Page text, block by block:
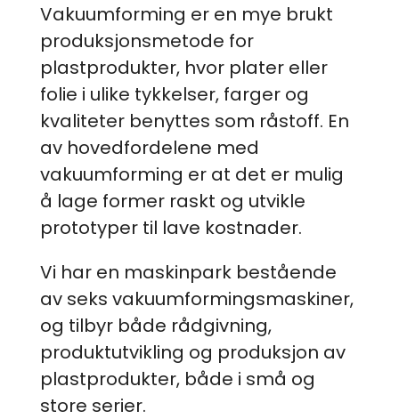
Vakuumforming er en mye brukt
produksjonsmetode for
plastprodukter, hvor plater eller
folie i ulike tykkelser, farger og
kvaliteter benyttes som råstoff. En
av hovedfordelene med
vakuumforming er at det er mulig
å lage former raskt og utvikle
prototyper til lave kostnader.
Vi har en maskinpark bestående
av seks vakuumformingsmaskiner,
og tilbyr både rådgivning,
produktutvikling og produksjon av
plastprodukter, både i små og
store serier.